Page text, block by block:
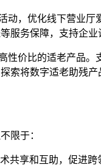
，优化线下营业厅
服务保障，支持企业
价比的适老产品。
索将数字适老助残
限于：
享和互助，促进跨